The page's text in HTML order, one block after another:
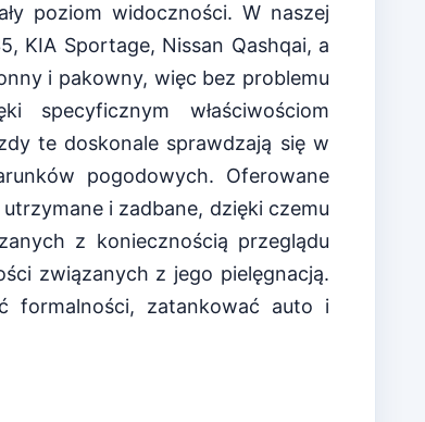
poziom widoczności. W naszej
KIA Sportage, Nissan Qashqai, a
i pakowny, więc bez problemu
specyficznym właściwościom
te doskonale sprawdzają się w
pogodowych. Oferowane
i zadbane, dzięki czemu
z koniecznością przeglądu
związanych z jego pielęgnacją.
formalności, zatankować auto i